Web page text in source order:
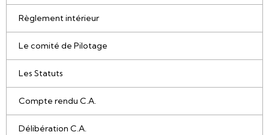
Règlement intérieur
Le comité de Pilotage
Les Statuts
Compte rendu C.A.
Délibération C.A.